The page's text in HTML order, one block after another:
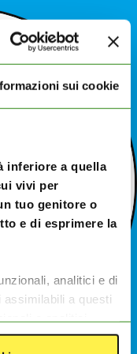
sui cookie
inferiore a quella
vivi per
tuo genitore o
e di esprimere la
analitici e di
a questi
e analitici
del sito